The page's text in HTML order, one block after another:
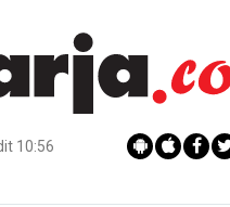
10:56